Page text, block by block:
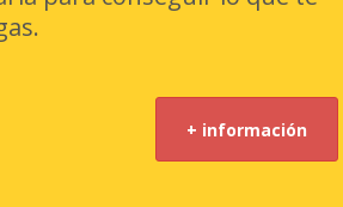
+ información